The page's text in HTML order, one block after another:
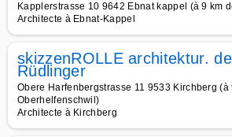
Kapplerstrasse 10 9642 Ebnat kappel (à 9 km
Architecte à Ebnat-Kappel
skizzenROLLE architektur.
Rüdlinger
Obere Harfenbergstrasse 11 9533 Kirchberg (à
Oberhelfenschwil)
Architecte à Kirchberg